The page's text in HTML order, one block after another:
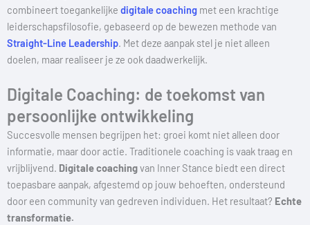
combineert toegankelijke digitale coaching met een krachtige
leiderschapsfilosofie, gebaseerd op de bewezen methode van
Straight-Line Leadership. Met deze aanpak stel je niet alleen
doelen, maar realiseer je ze ook daadwerkelijk.
Digitale Coaching: de toekomst van
persoonlijke ontwikkeling
Succesvolle mensen begrijpen het: groei komt niet alleen door
informatie, maar door actie. Traditionele coaching is vaak traag en
vrijblijvend. Digitale coachingvan Inner Stance biedt een direct
toepasbare aanpak, afgestemd op jouw behoeften, ondersteund
door een community van gedreven individuen. Het resultaat? Echte
transformatie.